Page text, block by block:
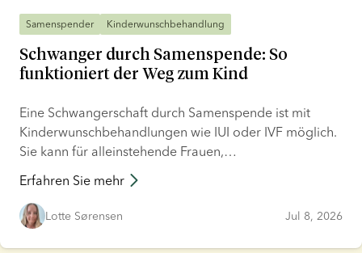
Samenspender Kinderwunschbehandlung
Schwanger durch Samenspende: So
funktioniert der Weg zum Kind
Eine Schwangerschaft durch Samenspende ist mit
Kinderwunschbehandlungen wie IUI oder IVF möglich.
Sie kann für alleinstehende Frauen,
gleichgeschlechtliche Paare und Paare mit männlicher
Unfruchtbarkeit ein Weg zum Kind sein. Nicht
regulierte und informelle Spendervereinbarungen sind
ebenfalls möglich, kommen jedoch seltener vor. In
diesem Artikel beleuchten wir alle Aspekte einer
Erfahren Sie mehr
Lotte Sørensen Jul 8, 2026